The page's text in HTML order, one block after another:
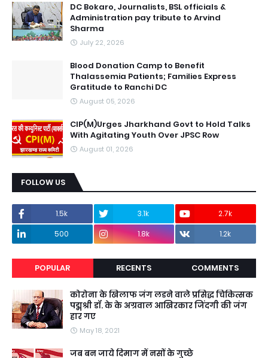
DC Bokaro, Journalists, BSL officials &
Administration pay tribute to Arvind
Sharma
July 22, 2026
Blood Donation Camp to Benefit
Thalassemia Patients; Families Express
Gratitude to Ranchi DC
August 05, 2026
CIP(M)Urges Jharkhand Govt to Hold Talks
With Agitating Youth Over JPSC Row
August 01, 2026
FOLLOW US
1.5k 3.1k
2.7k
500
1.8k 1.2k
POPULAR RECENTS COMMENTS
कोरोना के खिलाफ जंग लडने वाले प्रसिद्ध चिकित्सक
पद्मश्री डॉ. के के अग्रवाल आखिरकार जिंदगी की जंग
हार गए
May 18, 2021
जब बन जाये दिमाग में नसों के गुच्छे